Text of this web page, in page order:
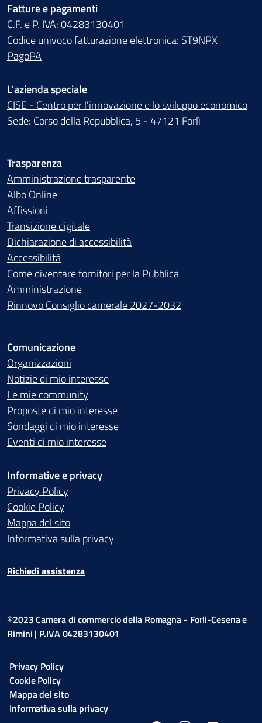
Fatture e pagamenti
C.F. e P. IVA: 04283130401
Codice univoco fatturazione elettronica: ST9NPX
PagoPA
L'azienda speciale
CISE - Centro per l'innovazione e lo sviluppo economico
Sede: Corso della Repubblica, 5 - 47121 Forlì
Trasparenza
Amministrazione trasparente
Albo Online
Affissioni
Transizione digitale
Dichiarazione di accessibilità
Accessibilità
Come diventare fornitori per la Pubblica
Amministrazione
Rinnovo Consiglio camerale 2027-2032
Comunicazione
Organizzazioni
Notizie di mio interesse
Le mie community
Proposte di mio interesse
Sondaggi di mio interesse
Eventi di mio interesse
Informative e privacy
Privacy Policy
Cookie Policy
Mappa del sito
Informativa sulla privacy
Richiedi assistenza
©2023 Camera di commercio della Romagna - Forli-Cesena e
Rimini | P.IVA 04283130401
Privacy Policy
Cookie Policy
Mappa del sito
Informativa sulla privacy